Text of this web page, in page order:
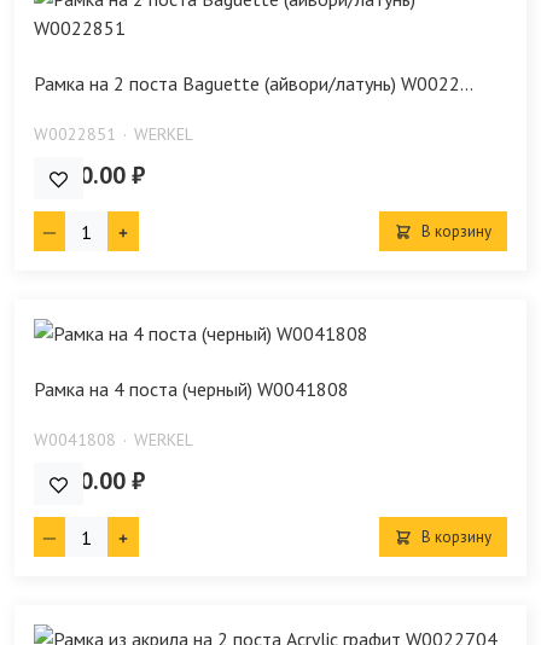
Рамка на 2 поста Baguette (айвори/латунь) W0022...
W0022851 WERKEL
5 530.00 ₽
В корзину
Рамка на 4 поста (черный) W0041808
W0041808 WERKEL
1 590.00 ₽
В корзину